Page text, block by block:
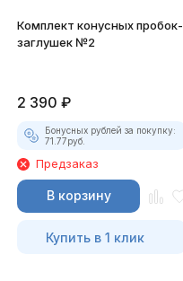
Комплект конусных пробок-
заглушек №2
2 390 ₽
Бонусных рублей за покупку:
71.77руб.
Предзаказ
В корзину
Купить в 1 клик